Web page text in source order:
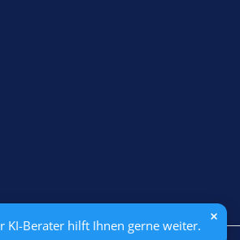
KI-Berater hilft Ihnen gerne weiter.